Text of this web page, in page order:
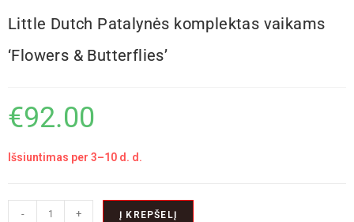
Little Dutch Patalynės komplektas vaikams
‘Flowers & Butterflies’
€92.00
Išsiuntimas per 3–10 d. d.
- + Į KREPŠELĮ